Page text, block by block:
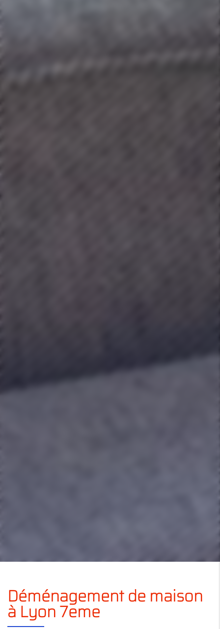
Déménagement de maison
à Lyon 7eme